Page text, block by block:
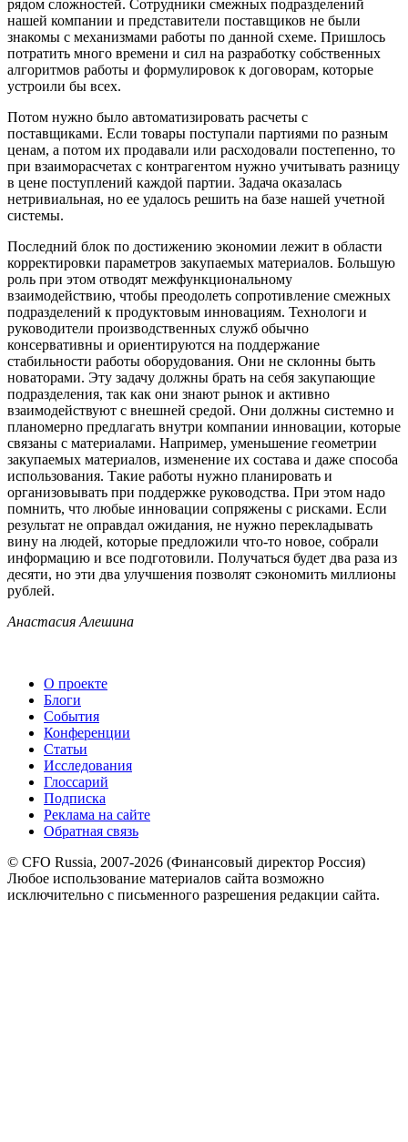
рядом сложностей. Сотрудники смежных подразделений
нашей компании и представители поставщиков не были
знакомы с механизмами работы по данной схеме. Пришлось
потратить много времени и сил на разработку собственных
алгоритмов работы и формулировок к договорам, которые
устроили бы всех.
Потом нужно было автоматизировать расчеты с
поставщиками. Если товары поступали партиями по разным
ценам, а потом их продавали или расходовали постепенно, то
при взаиморасчетах с контрагентом нужно учитывать разницу
в цене поступлений каждой партии. Задача оказалась
нетривиальная, но ее удалось решить на базе нашей учетной
системы.
Последний блок по достижению экономии лежит в области
корректировки параметров закупаемых материалов. Большую
роль при этом отводят межфункциональному
взаимодействию, чтобы преодолеть сопротивление смежных
подразделений к продуктовым инновациям. Технологи и
руководители производственных служб обычно
консервативны и ориентируются на поддержание
стабильности работы оборудования. Они не склонны быть
новаторами. Эту задачу должны брать на себя закупающие
подразделения, так как они знают рынок и активно
взаимодействуют с внешней средой. Они должны системно и
планомерно предлагать внутри компании инновации, которые
связаны с материалами. Например, уменьшение геометрии
закупаемых материалов, изменение их состава и даже способа
использования. Такие работы нужно планировать и
организовывать при поддержке руководства. При этом надо
помнить, что любые инновации сопряжены с рисками. Если
результат не оправдал ожидания, не нужно перекладывать
вину на людей, которые предложили что-то новое, собрали
информацию и все подготовили. Получаться будет два раза из
десяти, но эти два улучшения позволят сэкономить миллионы
рублей.
Анастасия Алешина
О проекте
Блоги
События
Конференции
Статьи
Исследования
Глоссарий
Подписка
Реклама на сайте
Обратная связь
© CFO Russia, 2007-2026 (Финансовый директор Россия)
Любое использование материалов сайта возможно
исключительно с письменного разрешения редакции сайта.